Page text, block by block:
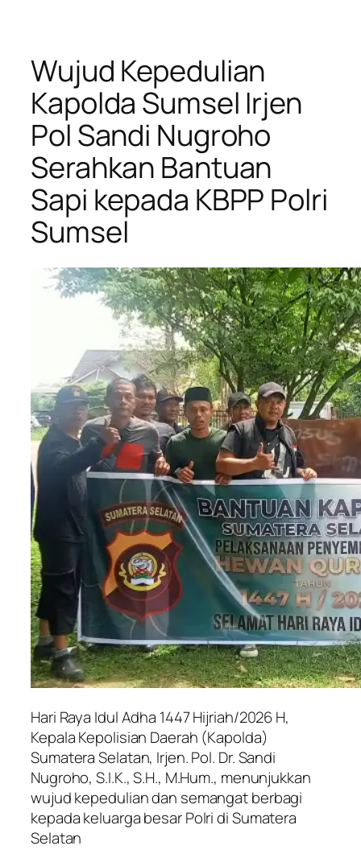
Wujud Kepedulian
Kapolda Sumsel Irjen
Pol Sandi Nugroho
Serahkan Bantuan
Sapi kepada KBPP Polri
Sumsel
Hari Raya Idul Adha 1447 Hijriah/2026 H,
Kepala Kepolisian Daerah (Kapolda)
Sumatera Selatan, Irjen. Pol. Dr. Sandi
Nugroho, S.I.K., S.H., M.Hum., menunjukkan
wujud kepedulian dan semangat berbagi
kepada keluarga besar Polri di Sumatera
Selatan